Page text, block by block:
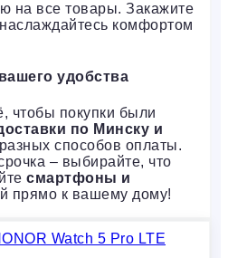
на все товары. Закажите
комфортом
удобства
чтобы покупки были
по Минску и
способов оплаты.
– выбирайте, что
смартфоны и
прямо к вашему дому!